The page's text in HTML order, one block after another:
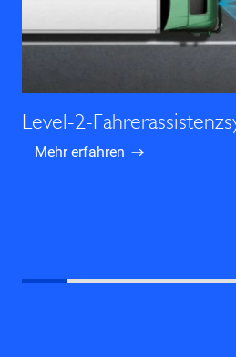
Level-2-
Mehr erfahren